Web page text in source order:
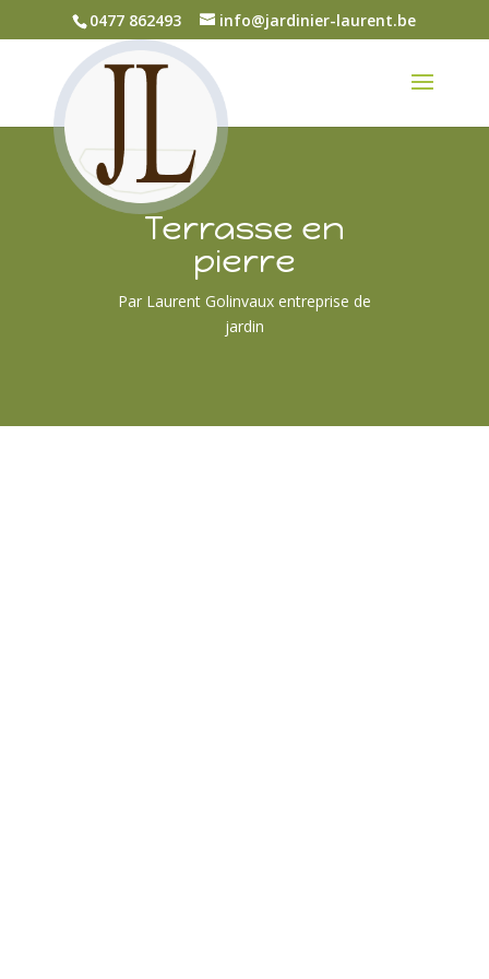
0477 862493 info@jardinier-laurent.be
Terrasse en
pierre
Par Laurent Golinvaux entreprise de
jardin